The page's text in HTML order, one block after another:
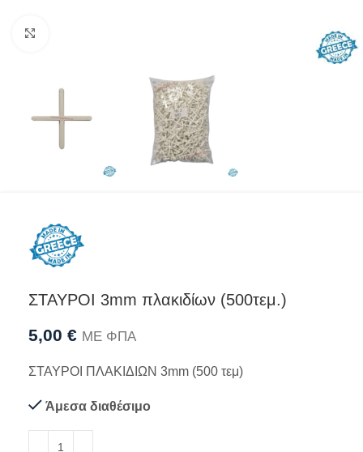
ΣΤΑΥΡΟΙ 3mm πλακιδίων (500τεμ.)
5,00 € ΜΕ ΦΠΑ
ΣΤΑΥΡΟΙ ΠΛΑΚΙΔΙΩΝ 3mm (500 τεμ)
Άμεσα διαθέσιμο